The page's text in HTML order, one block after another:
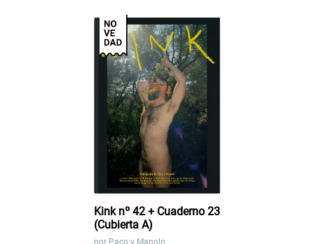
Kink nº 42 + Cuaderno 23
(Cubierta A)
por Paco y Manolo